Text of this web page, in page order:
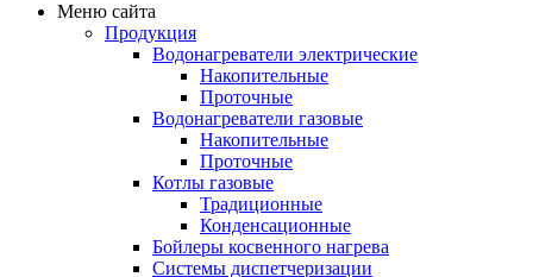
Меню сайта
Продукция
Водонагреватели электрические
Накопительные
Проточные
Водонагреватели газовые
Накопительные
Проточные
Котлы газовые
Традиционные
Конденсационные
Бойлеры косвенного нагрева
Системы диспетчеризации